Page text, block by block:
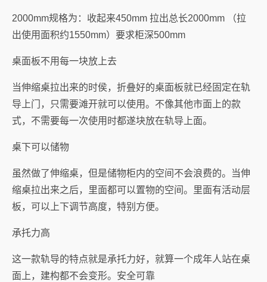
2000mm规格为：收起来450mm 拉出总长2000mm （拉
出使用面积约1550mm）要求柜深500mm
桌面板不用每一块放上去
当伸缩桌拉出来的时侯，折叠好的桌面板就已经固定在轨
导上门，只需要滩开就可以使用。不像其他市面上的款
式，不需要每一次使用时都遂块放在轨导上面。
桌下可以储物
虽然做了伸缩桌，但是储物柜内的空间不会浪费的。当伸
缩桌拉出来之后，里面都可以置物的空间。里面有活动层
板，可以上下调节高度，特别方便。
承托力高
这一款轨导的特点就是承托力好，就算一个成年人站在桌
面上，建构都不会变形。安全可靠